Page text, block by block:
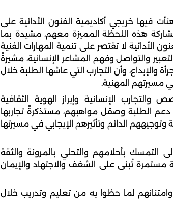
فيها خريجي أكاديمية الفنون الأدائية على
هذه اللحظة المميزة معهم، مشيدةً بما
لا تقتصر على تنمية المهارات الفنية
والتواصل وفهم المشاعر الإنسانية، مشيرةً
والإبداع، وأن التجارب التي عاشها الطلبة خلال
مسيرتهم المهنية.
الإنسانية وإبراز الهوية الثقافية
الطلبة وصقل مواهبهم، مستذكرةً تجاربها
وتوجيههم الدائم وتأثيرهم الإيجابي في مسيرتها
بأحلامهم والتحلي بالمرونة والثقة
مستمرة تُبنى على الشغف والاجتهاد والإيمان
لما حظوا به من تعليم وتدريب خلال